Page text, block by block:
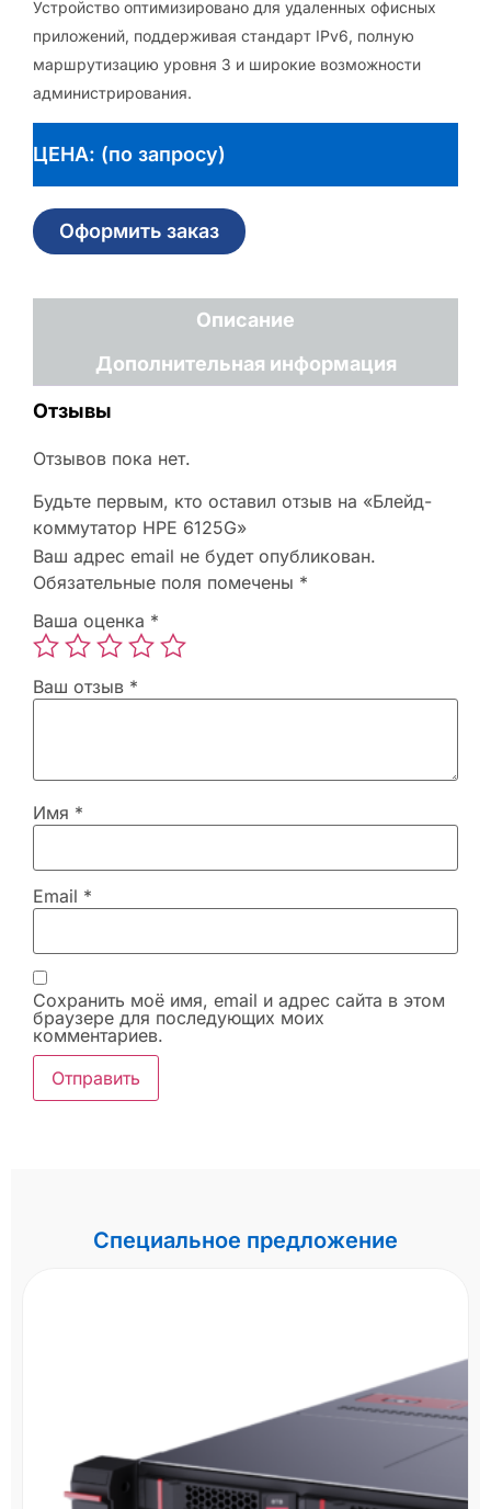
Устройство оптимизировано для удаленных офисных
приложений, поддерживая стандарт IPv6, полную
маршрутизацию уровня 3 и широкие возможности
администрирования.
ЦЕНА: (по запросу)
Оформить заказ
Описание
Дополнительная информация
Отзывы
Отзывов пока нет.
Будьте первым, кто оставил отзыв на «Блейд-
коммутатор HPE 6125G»
Ваш адрес email не будет опубликован.
Обязательные поля помечены *
Ваша оценка *
Ваш отзыв *
Имя *
Email *
Сохранить моё имя, email и адрес сайта в этом
браузере для последующих моих
комментариев.
Специальное предложение